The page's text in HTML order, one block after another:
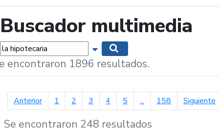
Buscador multimedia
Mostrar opciones de búsqueda
encontraron 1896 resultados.
Anteriorpágina anterior
1 2 3 4 5 ... 158 Siguiente
Se encontraron 248 resultados